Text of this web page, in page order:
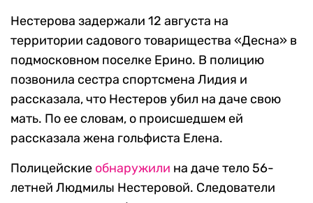
Нестерова задержали 12 августа на
территории садового товарищества «Десна» в
подмосковном поселке Ерино. В полицию
позвонила сестра спортсмена Лидия и
рассказала, что Нестеров убил на даче свою
мать. По ее словам, о происшедшем ей
рассказала жена гольфиста Елена.
Полицейские обнаружили на даче тело 56-
летней Людмилы Нестеровой. Следователи